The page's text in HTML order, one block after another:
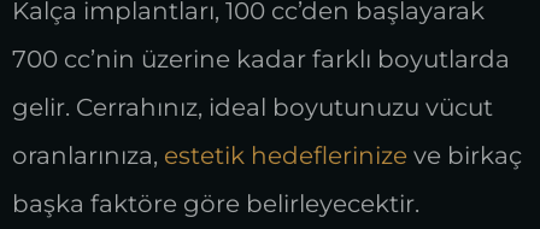
Kalça implantları, 100 cc’den başlayarak
700 cc’nin üzerine kadar farklı boyutlarda
gelir. Cerrahınız, ideal boyutunuzu vücut
oranlarınıza, estetik hedeflerinize ve birkaç
başka faktöre göre belirleyecektir.